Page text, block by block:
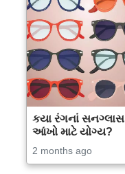
કયા રંગનાં સનગ્લાસ
આંખો માટે યોગ્ય?
2 months ago